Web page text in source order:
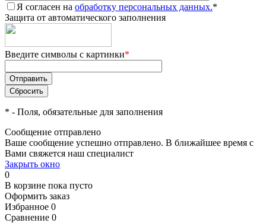
Я согласен на обработку персональных данных.*
Защита от автоматического заполнения
Введите символы с картинки*
* - Поля, обязательные для заполнения
Сообщение отправлено
Ваше сообщение успешно отправлено. В ближайшее время с
Вами свяжется наш специалист
Закрыть окно
0
В корзине пока пусто
Оформить заказ
Избранное 0
Сравнение 0